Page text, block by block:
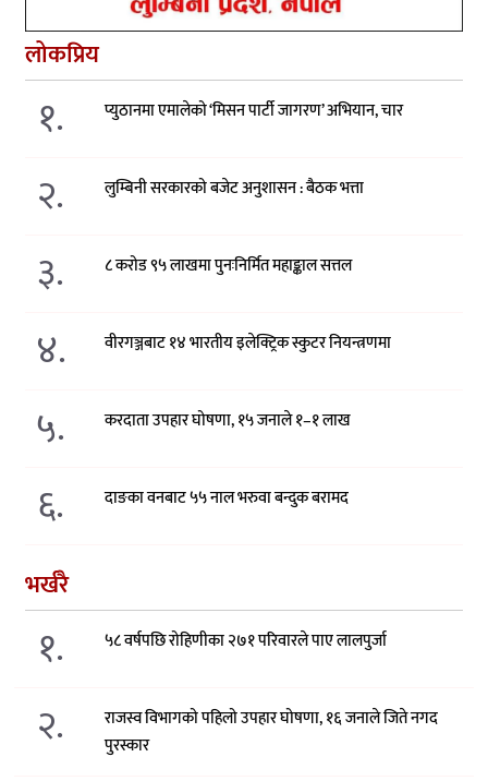
लोकप्रिय
१. प्युठानमा एमालेको ‘मिसन पार्टी जागरण’ अभियान, चार
२. लुम्बिनी सरकारको बजेट अनुशासन : बैठक भत्ता
३. ८ करोड ९५ लाखमा पुनःनिर्मित महाङ्काल सत्तल
४. वीरगञ्जबाट १४ भारतीय इलेक्ट्रिक स्कुटर नियन्त्रणमा
५. करदाता उपहार घोषणा, १५ जनाले १–१ लाख
६. दाङका वनबाट ५५ नाल भरुवा बन्दुक बरामद
भर्खरै
१. ५८ वर्षपछि रोहिणीका २७१ परिवारले पाए लालपुर्जा
२.
राजस्व विभागको पहिलो उपहार घोषणा, १६ जनाले जिते नगद
पुरस्कार